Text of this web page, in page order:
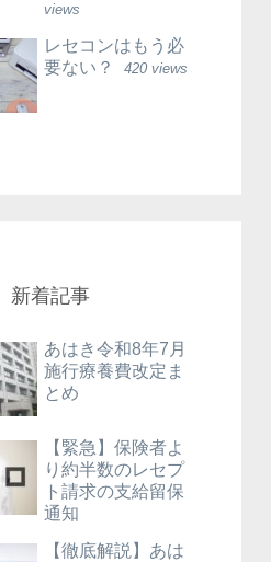
views
レセコンはもう必
要ない？
420 views
新着記事
あはき令和8年7月
施行療養費改定ま
とめ
【緊急】保険者よ
り約半数のレセプ
ト請求の支給留保
通知
【徹底解説】あは